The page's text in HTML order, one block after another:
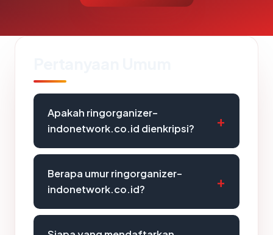
Apakah ringorganizer-
indonetwork.co.id dienkripsi?
Berapa umur ringorganizer-
indonetwork.co.id?